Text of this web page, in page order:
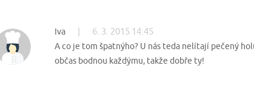
Iva 6. 3. 2015 14:45
A co je tom špatnýho? U nás teda nelítají pečený
občas bodnou každýmu, takže dobře ty!